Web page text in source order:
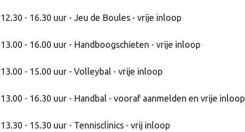
12.30 - 16.30 uur - Jeu de Boules - vrije inloop
13.00 - 16.00 uur - Handboogschieten - vrije inloop
13.00 - 15.00 uur - Volleybal - vrije inloop
13.00 - 16.30 uur - Handbal - vooraf aanmelden en vrije inloop
13.30 - 15.30 uur - Tennisclinics - vrij inloop